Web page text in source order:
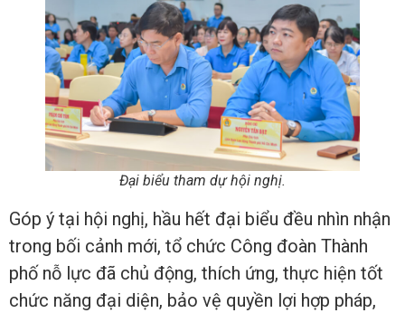
Đại biểu tham dự hội nghị.
Góp ý tại hội nghị, hầu hết đại biểu đều nhìn nhận
trong bối cảnh mới, tổ chức Công đoàn Thành
phố nỗ lực đã chủ động, thích ứng, thực hiện tốt
chức năng đại diện, bảo vệ quyền lợi hợp pháp,